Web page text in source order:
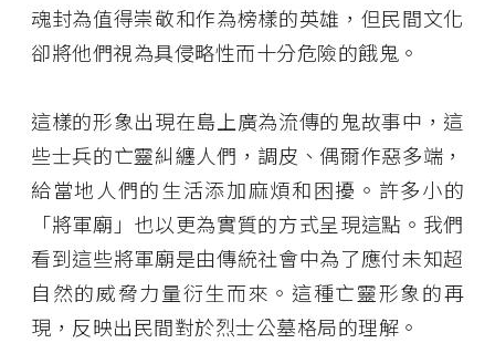
魂封為值得崇敬和作為榜樣的英雄，但民間文化
卻將他們視為具侵略性而十分危險的餓鬼。
這樣的形象出現在島上廣為流傳的鬼故事中，這
些士兵的亡靈糾纏人們，調皮、偶爾作惡多端，
給當地人們的生活添加麻煩和困擾。許多小的
「將軍廟」也以更為實質的方式呈現這點。我們
看到這些將軍廟是由傳統社會中為了應付未知超
自然的威脅力量衍生而來。這種亡靈形象的再
現，反映出民間對於烈士公墓格局的理解。